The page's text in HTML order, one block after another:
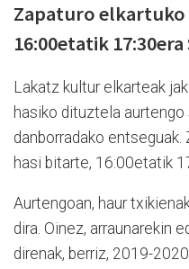
Zapaturo
16:00etatik
Lakatz kultur elkarteak
hasiko dituztela
danborradako
hasi bitarte, 16:00etatik
Aurtengoan, haur
dira. Oinez, arraunarekin
direnak, berriz, 2019-